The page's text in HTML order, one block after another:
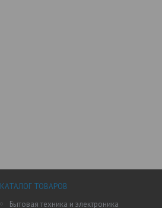
КАТАЛОГ ТОВАРОВ
Бытовая техника и электроника